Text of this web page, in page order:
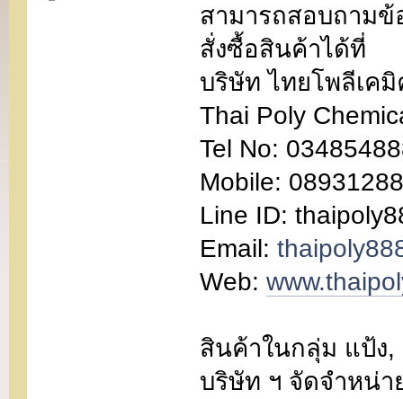
สามารถสอบถาม
สั่งซื้อสินค้าได้ที่
บริษัท ไทยโพลีเค
Thai Poly
Tel No:
Mobile:
Line ID:
Email:
Web:
สินค้าในกลุ่ม แป้ง,
บริษัท ฯ จัดจำหน่